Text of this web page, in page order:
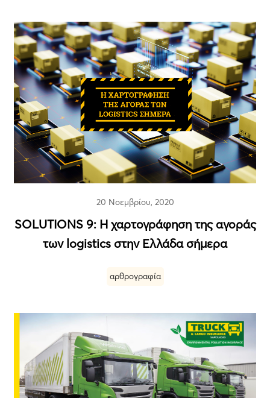
20 Νοεμβρίου, 2020
SOLUTIONS 9: Η χαρτογράφηση της αγοράς
των logistics στην Ελλάδα σήμερα
αρθρογραφία